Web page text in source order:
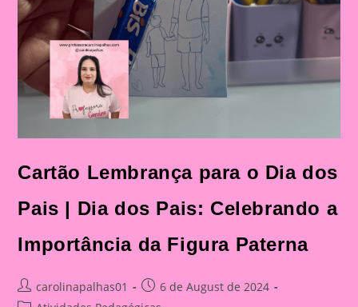
Cartão Lembrança para o Dia dos
Pais | Dia dos Pais: Celebrando a
Importância da Figura Paterna
Post
author:
carolinapalhas01
Post
published:
6 de August de 2024